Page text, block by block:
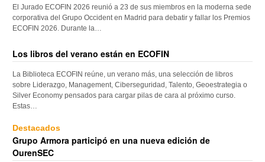
El Jurado ECOFIN 2026 reunió a 23 de sus miembros en la moderna sede
corporativa del Grupo Occident en Madrid para debatir y fallar los Premios
ECOFIN 2026. Durante la…
Los libros del verano están en ECOFIN
La Biblioteca ECOFIN reúne, un verano más, una selección de libros
sobre Liderazgo, Management, Ciberseguridad, Talento, Geoestrategia o
Silver Economy pensados para cargar pilas de cara al próximo curso.
Estas…
Destacados
Grupo Armora participó en una nueva edición de
OurenSEC